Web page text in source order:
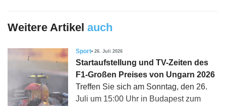
Weitere Artikel auch
Sport 26. Juli 2026
Startaufstellung und TV-Zeiten des
F1-Großen Preises von Ungarn 2026
Treffen Sie sich am Sonntag, den 26.
Juli um 15:00 Uhr in Budapest zum